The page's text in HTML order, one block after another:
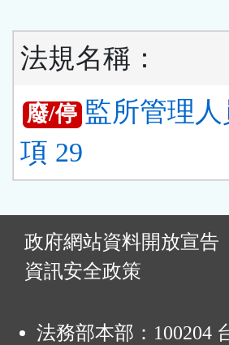
法規名稱：
廢/停 監所管理
項 29
政府網站資料開放宣告
資訊安全政策
法務部本部：100204